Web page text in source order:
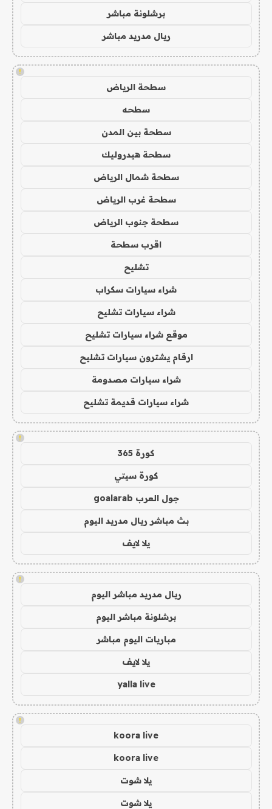
برشلونة مباشر
ريال مدريد مباشر
!
سطحة الرياض
سطحه
سطحة بين المدن
سطحة هيدروليك
سطحة شمال الرياض
سطحة غرب الرياض
سطحة جنوب الرياض
اقرب سطحة
تشليح
شراء سيارات سكراب
شراء سيارات تشليح
موقع شراء سيارات تشليح
ارقام يشترون سيارات تشليح
شراء سيارات مصدومة
شراء سيارات قديمة تشليح
!
كورة 365
كورة سيتي
جول العرب goalarab
بث مباشر ريال مدريد اليوم
يلا لايف
!
ريال مدريد مباشر اليوم
برشلونة مباشر اليوم
مباريات اليوم مباشر
يلا لايف
yalla live
!
koora live
koora live
يلا شوت
يلا شوت